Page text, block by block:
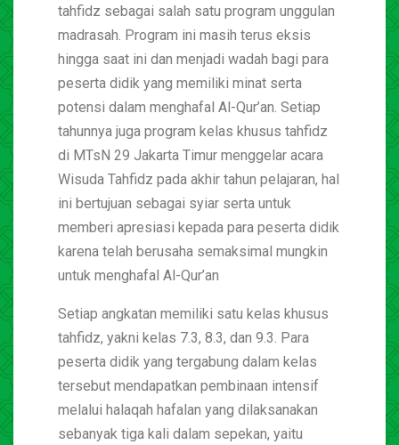
tahfidz sebagai salah satu program unggulan
madrasah. Program ini masih terus eksis
hingga saat ini dan menjadi wadah bagi para
peserta didik yang memiliki minat serta
potensi dalam menghafal Al-Qur’an. Setiap
tahunnya juga program kelas khusus tahfidz
di MTsN 29 Jakarta Timur menggelar acara
Wisuda Tahfidz pada akhir tahun pelajaran, hal
ini bertujuan sebagai syiar serta untuk
memberi apresiasi kepada para peserta didik
karena telah berusaha semaksimal mungkin
untuk menghafal Al-Qur’an
Setiap angkatan memiliki satu kelas khusus
tahfidz, yakni kelas 7.3, 8.3, dan 9.3. Para
peserta didik yang tergabung dalam kelas
tersebut mendapatkan pembinaan intensif
melalui halaqah hafalan yang dilaksanakan
sebanyak tiga kali dalam sepekan, yaitu